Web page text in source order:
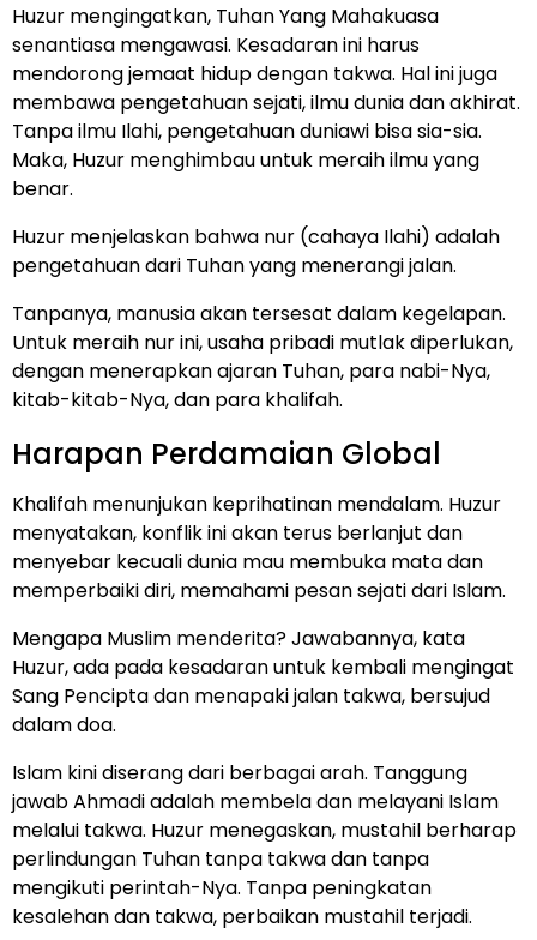
Huzur mengingatkan, Tuhan Yang Mahakuasa
senantiasa mengawasi. Kesadaran ini harus
mendorong jemaat hidup dengan takwa. Hal ini juga
membawa pengetahuan sejati, ilmu dunia dan akhirat.
Tanpa ilmu Ilahi, pengetahuan duniawi bisa sia-sia.
Maka, Huzur menghimbau untuk meraih ilmu yang
benar.
Huzur menjelaskan bahwa nur (cahaya Ilahi) adalah
pengetahuan dari Tuhan yang menerangi jalan.
Tanpanya, manusia akan tersesat dalam kegelapan.
Untuk meraih nur ini, usaha pribadi mutlak diperlukan,
dengan menerapkan ajaran Tuhan, para nabi-Nya,
kitab-kitab-Nya, dan para khalifah.
Harapan Perdamaian Global
Khalifah menunjukan keprihatinan mendalam. Huzur
menyatakan, konflik ini akan terus berlanjut dan
menyebar kecuali dunia mau membuka mata dan
memperbaiki diri, memahami pesan sejati dari Islam.
Mengapa Muslim menderita? Jawabannya, kata
Huzur, ada pada kesadaran untuk kembali mengingat
Sang Pencipta dan menapaki jalan takwa, bersujud
dalam doa.
Islam kini diserang dari berbagai arah. Tanggung
jawab Ahmadi adalah membela dan melayani Islam
melalui takwa. Huzur menegaskan, mustahil berharap
perlindungan Tuhan tanpa takwa dan tanpa
mengikuti perintah-Nya. Tanpa peningkatan
kesalehan dan takwa, perbaikan mustahil terjadi.